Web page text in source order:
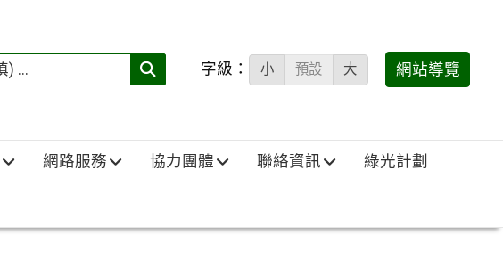
搜
填)：
字級： 小 預設 大 網站導覽
網路服務 協力團體 聯絡資訊 綠光計劃